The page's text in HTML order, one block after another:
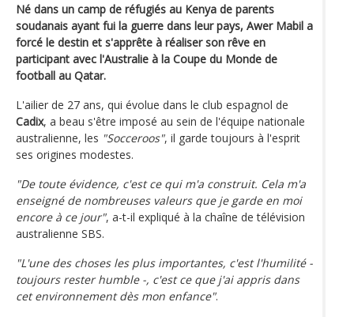
Né dans un camp de réfugiés au Kenya de parents
soudanais ayant fui la guerre dans leur pays, Awer Mabil a
forcé le destin et s'apprête à réaliser son rêve en
participant avec l'Australie à la Coupe du Monde de
football au Qatar.
L'ailier de 27 ans, qui évolue dans le club espagnol de
Cadix, a beau s'être imposé au sein de l'équipe nationale
australienne, les "Socceroos", il garde toujours à l'esprit
ses origines modestes.
"De toute évidence, c'est ce qui m'a construit. Cela m'a
enseigné de nombreuses valeurs que je garde en moi
encore à ce jour", a-t-il expliqué à la chaîne de télévision
australienne SBS.
"L'une des choses les plus importantes, c'est l'humilité -
toujours rester humble -, c'est ce que j'ai appris dans
cet environnement dès mon enfance".